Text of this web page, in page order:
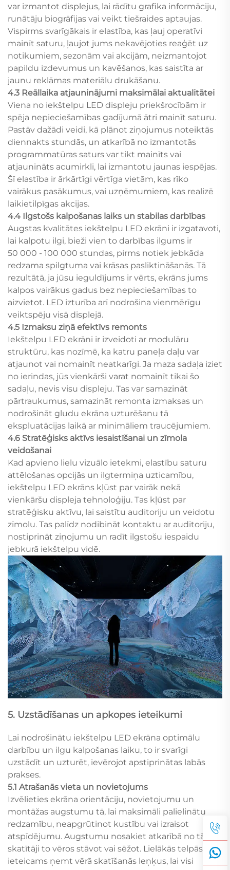
var izmantot displejus, lai rādītu grafika informāciju,
runātāju biogrāfijas vai veikt tiešraides aptaujas.
Vispirms svarīgākais ir elastība, kas ļauj operatīvi
mainīt saturu, ļaujot jums nekavējoties reaģēt uz
notikumiem, sezonām vai akcijām, neizmantojot
papildu izdevumus un kavēšanos, kas saistīta ar
jaunu reklāmas materiālu drukāšanu.
4.3 Reāllaika atjauninājumi maksimālai aktualitātei
Viena no iekštelpu LED displeju priekšrocībām ir
spēja nepieciešamības gadījumā ātri mainīt saturu.
Pastāv dažādi veidi, kā plānot ziņojumus noteiktās
diennakts stundās, un atkarībā no izmantotās
programmatūras saturs var tikt mainīts vai
atjaunināts acumirkli, lai izmantotu jaunas iespējas.
Šī elastība ir ārkārtīgi vērtīga vietām, kas rīko
vairākus pasākumus, vai uzņēmumiem, kas realizē
laikietilpīgas akcijas.
4.4 Ilgstošs kalpošanas laiks un stabilas darbības
Augstas kvalitātes iekštelpu LED ekrāni ir izgatavoti,
lai kalpotu ilgi, bieži vien to darbības ilgums ir
50 000 - 100 000 stundas, pirms notiek jebkāda
redzama spilgtuma vai krāsas pasliktināšanās. Tā
rezultātā, ja jūsu ieguldījums ir vērts, ekrāns jums
kalpos vairākus gadus bez nepieciešamības to
aizvietot. LED izturība arī nodrošina vienmērīgu
veiktspēju visā displejā.
4.5 Izmaksu ziņā efektīvs remonts
Iekštelpu LED ekrāni ir izveidoti ar modulāru
struktūru, kas nozīmē, ka katru paneļa daļu var
atjaunot vai nomainīt neatkarīgi. Ja maza sadaļa iziet
no ierindas, jūs vienkārši varat nomainīt tikai šo
sadaļu, nevis visu displeju. Tas var samazināt
pārtraukumus, samazināt remonta izmaksas un
nodrošināt gludu ekrāna uzturēšanu tā
ekspluatācijas laikā ar minimāliem traucējumiem.
4.6 Stratēģisks aktīvs iesaistīšanai un zīmola
veidošanai
Kad apvieno lielu vizuālo ietekmi, elastību saturu
attēlošanas opcijās un ilgtermiņa uzticamību,
iekštelpu LED ekrāns kļūst par vairāk nekā
vienkāršu displeja tehnoloģiju. Tas kļūst par
stratēģisku aktīvu, lai saistītu auditoriju un veidotu
zīmolu. Tas palīdz nodibināt kontaktu ar auditoriju,
nostiprināt ziņojumu un radīt ilgstošu iespaidu
jebkurā iekštelpu vidē.
5. Uzstādīšanas un apkopes ieteikumi
Lai nodrošinātu iekštelpu LED ekrāna optimālu
darbību un ilgu kalpošanas laiku, to ir svarīgi
uzstādīt un uzturēt, ievērojot apstiprinātas labās
prakses.
5.1 Atrašanās vieta un novietojums
Izvēlieties ekrāna orientāciju, novietojumu un
montāžas augstumu tā, lai maksimāli palielinātu
redzamību, neapgrūtinot kustību vai izraisot
atspīdējumu. Augstumu nosakiet atkarībā no tā, vai
skatītāji to vēros stāvot vai sēžot. Lielākās telpās
ieteicams ņemt vērā skatīšanās leņķus, lai visi